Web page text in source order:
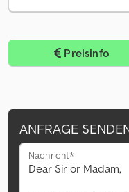
Preisinfo
ANFRAGE
Nachricht*